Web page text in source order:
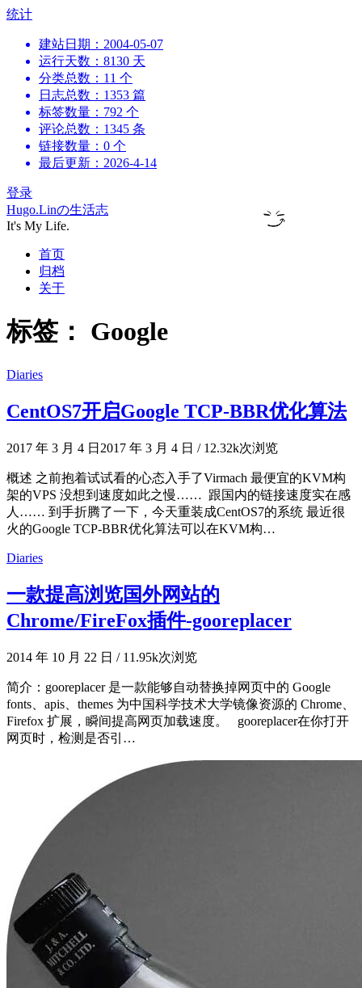
跳
统计
建站日期：2004-05-07
运行天数：8130 天
分类总数：11 个
日志总数：1353 篇
标签数量：792 个
评论总数：1345 条
链接数量：0 个
最后更新：2026-4-14
登录
Hugo.Linの生活志
It's My Life.
首页
归档
关于
标签： Google
Diaries
CentOS7开启Google TCP-BBR优化算法
2017 年 3 月 4 日 2017 年 3 月 4 日 /12.32k次浏览
概述 之前抱着试试看的心态入手了Virmach 最便宜的KVM构
架的VPS 没想到速度如此之慢…… 跟国内的链接速度实在感
人…… 到手折腾了一下，今天重装成CentOS7的系统 最近很
火的Google TCP-BBR优化算法可以在KVM构…
Diaries
一款提高浏览国外网站的
Chrome/FireFox插件-gooreplacer
2014 年 10 月 22 日 /11.95k次浏览
简介：gooreplacer 是一款能够自动替换掉网页中的 Google
fonts、apis、themes 为中国科学技术大学镜像资源的 Chrome、
Firefox 扩展，瞬间提高网页加载速度。 gooreplacer在你打开
网页时，检测是否引…